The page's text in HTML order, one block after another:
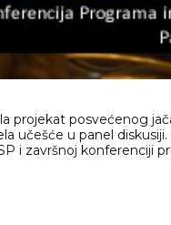
projekat posvećenog
učešće u panel
i završnoj konferenciji